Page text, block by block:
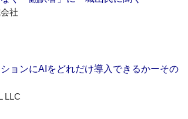
社
ョンにAIをどれだけ導入できるかーその
LLC